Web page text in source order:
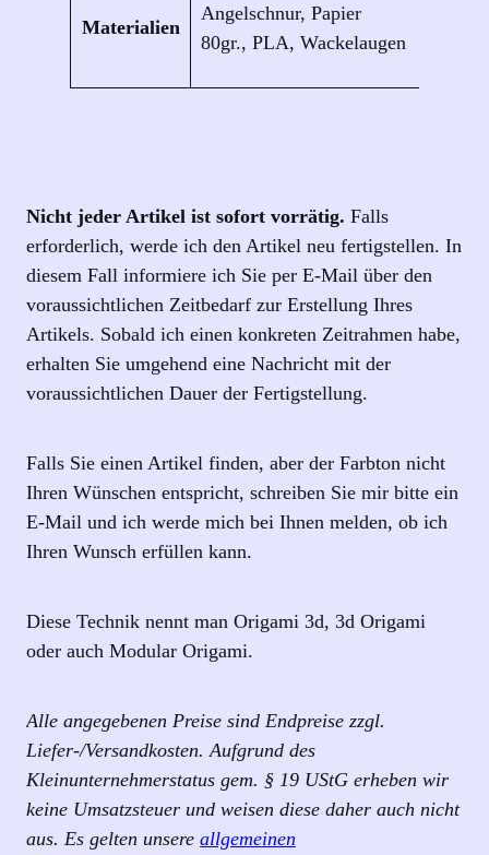
Materialien
Angelschnur, Papier
80gr., PLA, Wackelaugen
Nicht jeder Artikel ist sofort vorrätig. Falls
erforderlich, werde ich den Artikel neu fertigstellen. In
diesem Fall informiere ich Sie per E‑Mail über den
voraussichtlichen Zeitbedarf zur Erstellung Ihres
Artikels. Sobald ich einen konkreten Zeitrahmen habe,
erhalten Sie umgehend eine Nachricht mit der
voraussichtlichen Dauer der Fertigstellung.
Falls Sie einen Artikel finden, aber der Farbton nicht
Ihren Wünschen entspricht, schreiben Sie mir bitte ein
E-Mail und ich werde mich bei Ihnen melden, ob ich
Ihren Wunsch erfüllen kann.
Diese Technik nennt man Origami 3d, 3d Origami
oder auch Modular Origami.
Alle angegebenen Preise sind Endpreise zzgl.
Liefer-/Versandkosten. Aufgrund des
Kleinunternehmerstatus gem. § 19 UStG erheben wir
keine Umsatzsteuer und weisen diese daher auch nicht
aus. Es gelten unsere allgemeinen